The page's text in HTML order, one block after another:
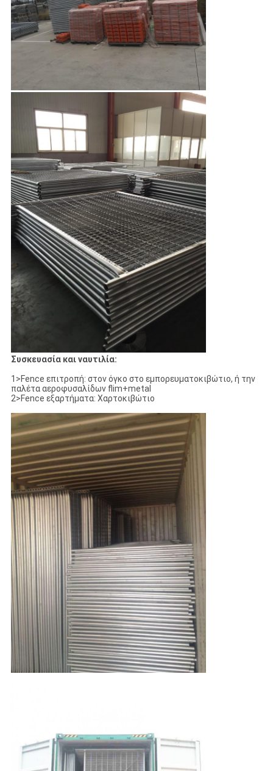
Συσκευασία και ναυτιλία:
1>Fence επιτροπή: στον όγκο στο εμπορευματοκιβώτιο, ή την
παλέτα αεροφυσαλίδων flim+metal
2>Fence εξαρτήματα: Χαρτοκιβώτιο